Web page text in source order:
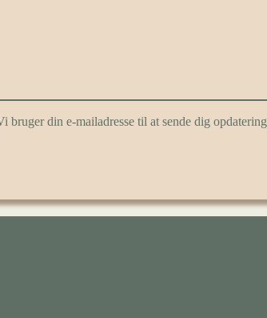
bruger din e-mailadresse til at sende dig